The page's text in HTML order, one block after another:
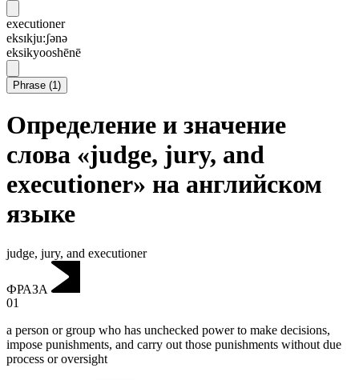
executioner
eksɪkju:ʃənə
eksikyooshēnē
Phrase (1)
Определение и значение
слова «judge, jury, and
executioner» на английском
языке
judge, jury, and executioner
ФРАЗА
01
a person or group who has unchecked power to make decisions,
impose punishments, and carry out those punishments without due
process or oversight